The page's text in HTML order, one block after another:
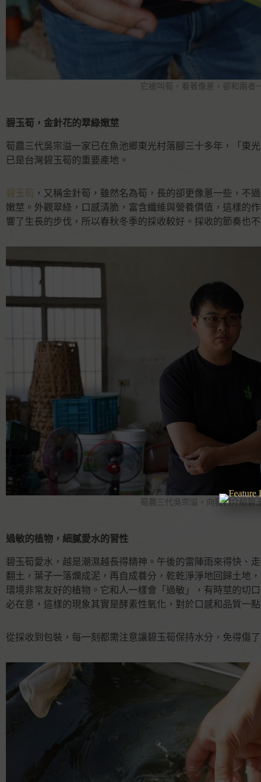
它被叫筍、看著像蔥，卻和兩者
碧玉筍，金針花的翠綠嫩莖
筍農三代吳宗溢一家已在魚池鄉東光村落腳三十多年，「東
已是台灣碧玉筍的重要產地。
碧玉筍 ，又稱金針筍，雖然名為筍，長的卻更像蔥一些，不
嫩莖。外觀翠綠，口感清脆，富含纖維與營養價值，這樣的
響了生長的步伐，所以春秋冬季的採收較好。採收的節奏也
筍農三代吳宗溢，向我們介紹碧
過敏的植物，細膩愛水的習性
碧玉筍愛水，越是潮濕越長得精神。午後的雷陣雨來得快、
翻土，葉子一落爛成泥，再自成養分，乾乾淨淨地回歸土地
環境非常友好的植物。它和人一樣會「過敏」，有時莖的切
必在意，這樣的現象其實是酵素性氧化，對於口感和品質一
從採收到包裝，每一刻都需注意讓碧玉筍保持水分，免得傷